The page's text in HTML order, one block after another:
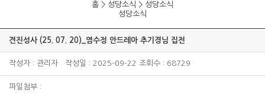
홈 > 성당소식 > 성당소식
성당소식
견진성사 (25. 07. 20)_염수정 안드레아 추기경님 집전
작성자 : 관리자 작성일 : 2025-09-22 조회수 : 68729
파일첨부 :